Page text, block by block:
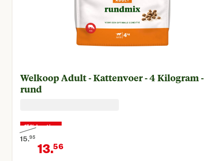
Welkoop Adult - Kattenvoer - 4 Kilogram -
rund
15% korting
15.95
Oorspronkelijke prijs € 15,95
13.56